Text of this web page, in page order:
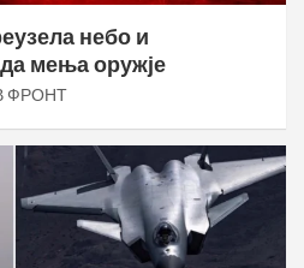
небо и
мења оружје
ФРОНТ